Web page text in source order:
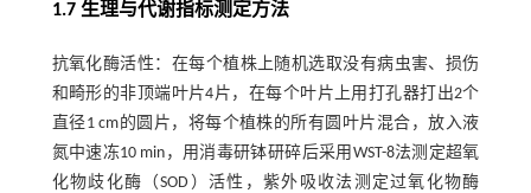
1.7 生理与代谢指标测定方法
抗氧化酶活性：在每个植株上随机选取没有病虫害、损伤
和畸形的非顶端叶片4片，在每个叶片上用打孔器打出2个
直径1 cm的圆片，将每个植株的所有圆叶片混合，放入液
氮中速冻10 min，用消毒研钵研碎后采用WST-8法测定超氧
化物歧化酶（SOD）活性，紫外吸收法测定过氧化物酶